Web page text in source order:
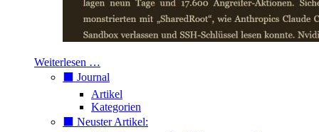
Weiterlesen …
⬛️ Journal
Artikel
Kategorien
⬛️ Neuster Artikel: